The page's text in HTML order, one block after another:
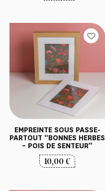
EMPREINTE SOUS PASSE-
PARTOUT “BONNES HERBES
– POIS DE SENTEUR”
10,00€